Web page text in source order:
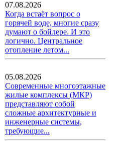
07.08.2026
Когда встаёт вопрос о
горячей воде, многие сразу
думают о бойлере. И это
логично. Центральное
отопление летом...
05.08.2026
Современные многоэтажные
жилые комплексы (МКР)
представляют собой
сложные архитектурные и
инженерные системы,
требующие...